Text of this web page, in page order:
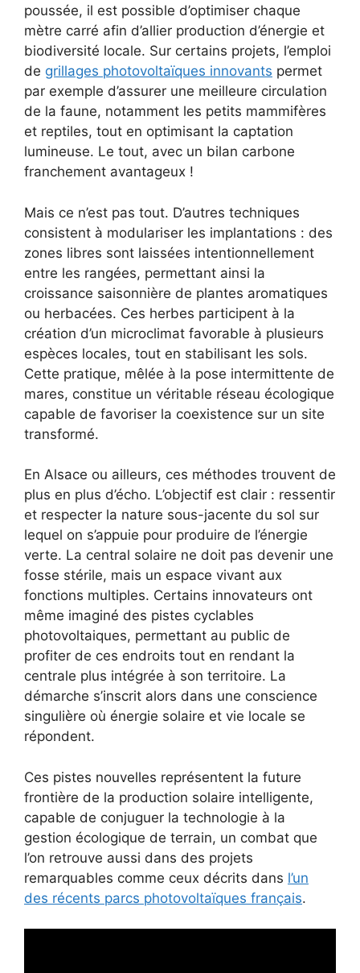
poussée, il est possible d’optimiser chaque
mètre carré afin d’allier production d’énergie et
biodiversité locale. Sur certains projets, l’emploi
de grillages photovoltaïques innovants permet
par exemple d’assurer une meilleure circulation
de la faune, notamment les petits mammifères
et reptiles, tout en optimisant la captation
lumineuse. Le tout, avec un bilan carbone
franchement avantageux !
Mais ce n’est pas tout. D’autres techniques
consistent à modulariser les implantations : des
zones libres sont laissées intentionnellement
entre les rangées, permettant ainsi la
croissance saisonnière de plantes aromatiques
ou herbacées. Ces herbes participent à la
création d’un microclimat favorable à plusieurs
espèces locales, tout en stabilisant les sols.
Cette pratique, mêlée à la pose intermittente de
mares, constitue un véritable réseau écologique
capable de favoriser la coexistence sur un site
transformé.
En Alsace ou ailleurs, ces méthodes trouvent de
plus en plus d’écho. L’objectif est clair : ressentir
et respecter la nature sous-jacente du sol sur
lequel on s’appuie pour produire de l’énergie
verte. La central solaire ne doit pas devenir une
fosse stérile, mais un espace vivant aux
fonctions multiples. Certains innovateurs ont
même imaginé des pistes cyclables
photovoltaiques, permettant au public de
profiter de ces endroits tout en rendant la
centrale plus intégrée à son territoire. La
démarche s’inscrit alors dans une conscience
singulière où énergie solaire et vie locale se
répondent.
Ces pistes nouvelles représentent la future
frontière de la production solaire intelligente,
capable de conjuguer la technologie à la
gestion écologique de terrain, un combat que
l’on retrouve aussi dans des projets
remarquables comme ceux décrits dans l’un
des récents parcs photovoltaïques français.